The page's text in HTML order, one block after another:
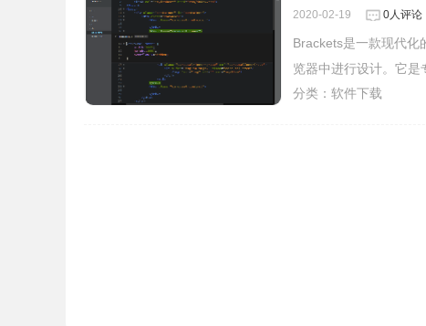
2020-02-19 0人评论
Brackets是一款现代化
览器中进行设计。它是
分类： 软件下载